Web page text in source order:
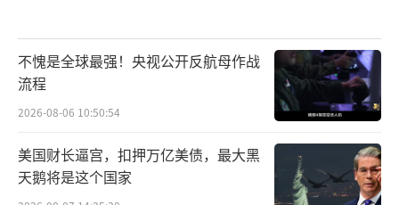
像乌克兰“猛禽雷博夫”光纤无人机，就
是基于民用FPV穿越机改进而成的，制造成本
只有2000到3000美元，最高速度120千米/小
时，作战半径5到10公里，续航时间20~30分
不愧是全球最强！央视公开反航母作战
流程
2026-08-06 10:50:54
美国财长逼宫，扣押万亿美债，最大黑
天鹅将是这个国家